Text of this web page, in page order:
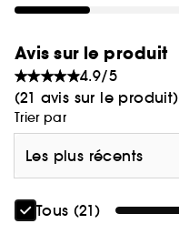
Avis sur le produit
4.9/5
(21 avis sur le produit)
Trier par
Les plus récents
Tous (21)